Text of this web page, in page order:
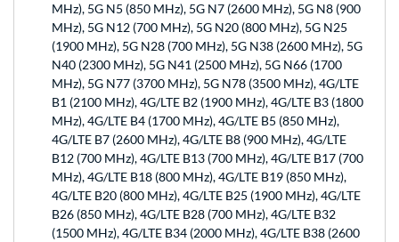
MHz), 5G N5 (850 MHz), 5G N7 (2600 MHz), 5G N8 (900
MHz), 5G N12 (700 MHz), 5G N20 (800 MHz), 5G N25
(1900 MHz), 5G N28 (700 MHz), 5G N38 (2600 MHz), 5G
N40 (2300 MHz), 5G N41 (2500 MHz), 5G N66 (1700
MHz), 5G N77 (3700 MHz), 5G N78 (3500 MHz), 4G/LTE
B1 (2100 MHz), 4G/LTE B2 (1900 MHz), 4G/LTE B3 (1800
MHz), 4G/LTE B4 (1700 MHz), 4G/LTE B5 (850 MHz),
4G/LTE B7 (2600 MHz), 4G/LTE B8 (900 MHz), 4G/LTE
B12 (700 MHz), 4G/LTE B13 (700 MHz), 4G/LTE B17 (700
MHz), 4G/LTE B18 (800 MHz), 4G/LTE B19 (850 MHz),
4G/LTE B20 (800 MHz), 4G/LTE B25 (1900 MHz), 4G/LTE
B26 (850 MHz), 4G/LTE B28 (700 MHz), 4G/LTE B32
(1500 MHz), 4G/LTE B34 (2000 MHz), 4G/LTE B38 (2600